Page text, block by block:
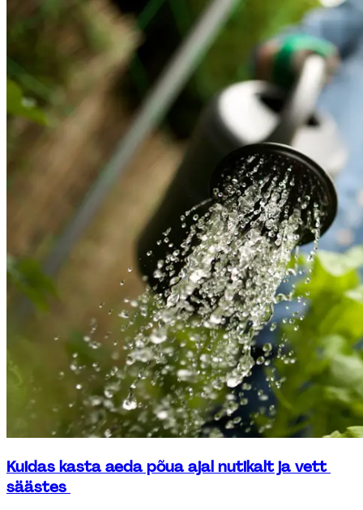
Kuidas kasta aeda põua ajal nutikalt ja vett
säästes